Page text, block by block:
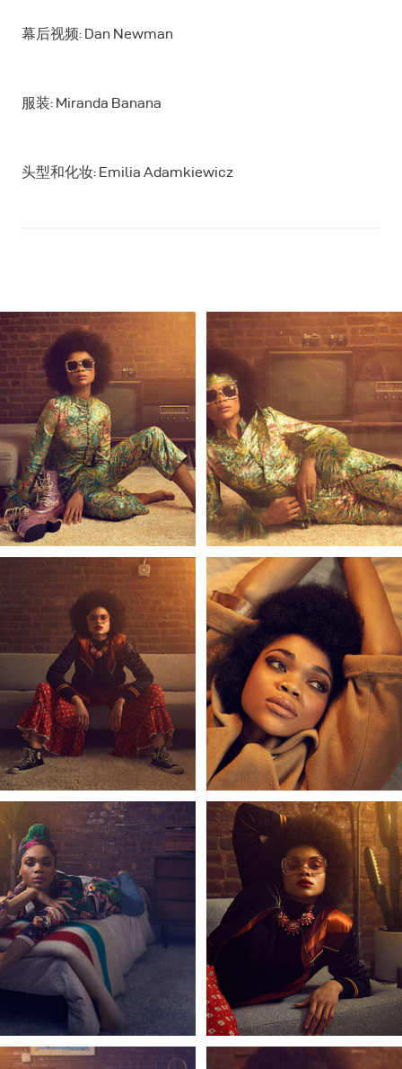
幕后视频: Dan Newman
服装: Miranda Banana
头型和化妆: Emilia Adamkiewicz